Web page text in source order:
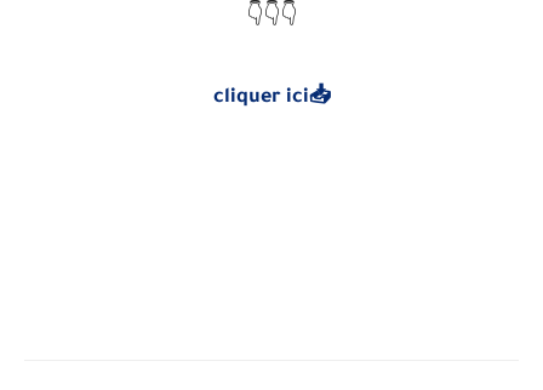
👇👇👇
cliquer ici📥